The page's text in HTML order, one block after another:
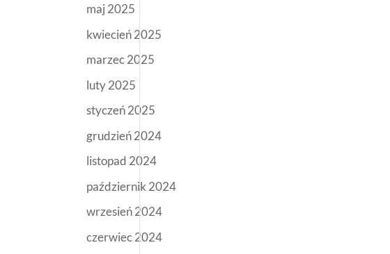
maj 2025
kwiecień 2025
marzec 2025
luty 2025
styczeń 2025
grudzień 2024
listopad 2024
październik 2024
wrzesień 2024
czerwiec 2024